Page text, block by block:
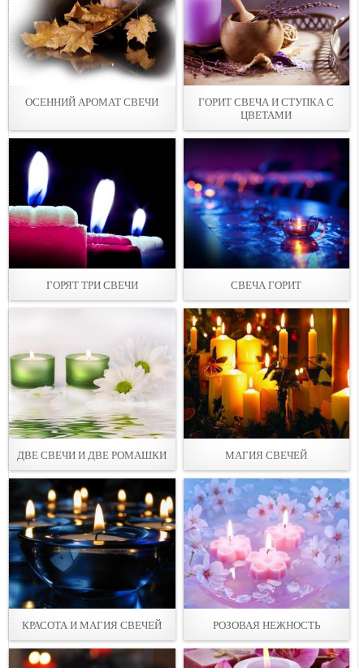
ОСЕННИЙ АРОМАТ СВЕЧИ
ГОРИТ СВЕЧА И СТУПКА С
ЦВЕТАМИ
ГОРЯТ ТРИ СВEЧИ СВЕЧА ГОРИТ
ДВЕ СВЕЧИ И ДВЕ РОМАШКИ МАГИЯ СВЕЧЕЙ
КРАСОТА И МАГИЯ СВЕЧЕЙ РОЗОВАЯ НЕЖНОСТЬ